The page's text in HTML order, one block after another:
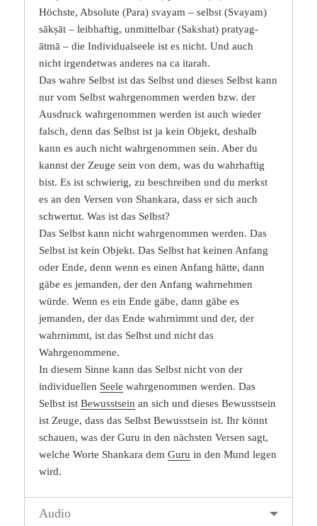
Höchste, Absolute (Para) svayam – selbst (Svayam)
sākṣāt – leibhaftig, unmittelbar (Sakshat) pratyag-
ātmā – die Individualseele ist es nicht. Und auch
nicht irgendetwas anderes na ca itarah.
Das wahre Selbst ist das Selbst und dieses Selbst kann
nur vom Selbst wahrgenommen werden bzw. der
Ausdruck wahrgenommen werden ist auch wieder
falsch, denn das Selbst ist ja kein Objekt, deshalb
kann es auch nicht wahrgenommen sein. Aber du
kannst der Zeuge sein von dem, was du wahrhaftig
bist. Es ist schwierig, zu beschreiben und du merkst
es an den Versen von Shankara, dass er sich auch
schwertut. Was ist das Selbst?
Das Selbst kann nicht wahrgenommen werden. Das
Selbst ist kein Objekt. Das Selbst hat keinen Anfang
oder Ende, denn wenn es einen Anfang hätte, dann
gäbe es jemanden, der den Anfang wahrnehmen
würde. Wenn es ein Ende gäbe, dann gäbe es
jemanden, der das Ende wahrnimmt und der, der
wahrnimmt, ist das Selbst und nicht das
Wahrgenommene.
In diesem Sinne kann das Selbst nicht von der
individuellen Seele wahrgenommen werden. Das
Selbst istBewusstsein an sich und dieses Bewusstsein
ist Zeuge, dass das Selbst Bewusstsein ist. Ihr könnt
schauen, was der Guru in den nächsten Versen sagt,
welche Worte Shankara demGuru in den Mund legen
wird.
Audio